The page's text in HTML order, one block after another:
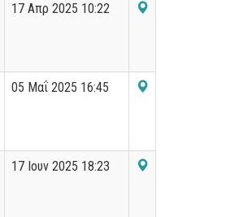
17 Απρ 2025 10:22
05 Μαΐ 2025 16:45
17 Ιουν 2025 18:23